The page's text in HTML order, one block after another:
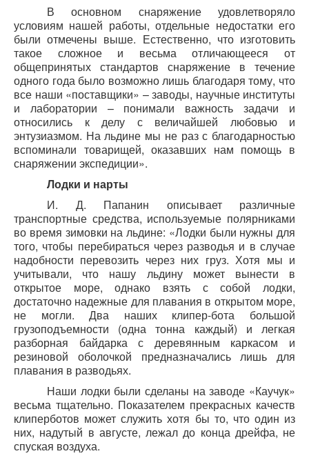
В основном снаряжение удовлетворяло
условиям нашей работы, отдельные недостатки его
были отмечены выше. Естественно, что изготовить
такое сложное и весьма отличающееся от
общепринятых стандартов снаряжение в течение
одного года было возможно лишь благодаря тому, что
все наши «поставщики» – заводы, научные институты
и лаборатории – понимали важность задачи и
относились к делу с величайшей любовью и
энтузиазмом. На льдине мы не раз с благодарностью
вспоминали товарищей, оказавших нам помощь в
снаряжении экспедиции».
Лодки и нарты
И. Д. Папанин описывает различные
транспортные средства, используемые полярниками
во время зимовки на льдине: «Лодки были нужны для
того, чтобы перебираться через разводья и в случае
надобности перевозить через них груз. Хотя мы и
учитывали, что нашу льдину может вынести в
открытое море, однако взять с собой лодки,
достаточно надежные для плавания в открытом море,
не могли. Два наших клипер-бота большой
грузоподъемности (одна тонна каждый) и легкая
разборная байдарка с деревянным каркасом и
резиновой оболочкой предназначались лишь для
плавания в разводьях.
Наши лодки были сделаны на заводе «Каучук»
весьма тщательно. Показателем прекрасных качеств
клиперботов может служить хотя бы то, что один из
них, надутый в августе, лежал до конца дрейфа, не
спуская воздуха.